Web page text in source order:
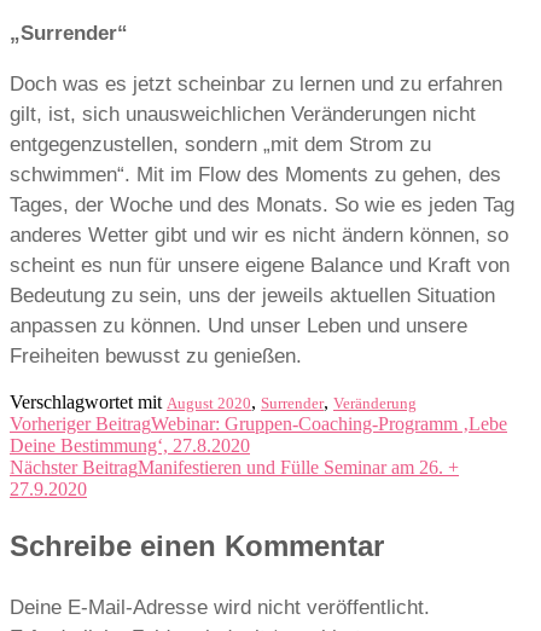
„Surrender“
Doch was es jetzt scheinbar zu lernen und zu erfahren
gilt, ist, sich unausweichlichen Veränderungen nicht
entgegenzustellen, sondern „mit dem Strom zu
schwimmen“. Mit im Flow des Moments zu gehen, des
Tages, der Woche und des Monats. So wie es jeden Tag
anderes Wetter gibt und wir es nicht ändern können, so
scheint es nun für unsere eigene Balance und Kraft von
Bedeutung zu sein, uns der jeweils aktuellen Situation
anpassen zu können. Und unser Leben und unsere
Freiheiten bewusst zu genießen.
Verschlagwortet mit August 2020, Surrender, Veränderung
Beitragsnavigation
Vorheriger BeitragWebinar: Gruppen-Coaching-Programm ‚Lebe
Deine Bestimmung‘, 27.8.2020
Nächster BeitragManifestieren und Fülle Seminar am 26. +
27.9.2020
Schreibe einen Kommentar
Deine E-Mail-Adresse wird nicht veröffentlicht.